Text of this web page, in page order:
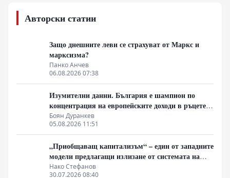
Авторски статии
Защо днешните леви се страхуват от Маркс и
марксизма?
Панко Анчев
06.08.2026 07:38
Изумителни данни. България е шампион по
концентрация на европейските доходи в ръцете
на най-богатия 1%, надминава и САЩ
Боян Дуранкев
05.08.2026 11:51
„Приобщаващ капитализъм“ – един от западните
модели предлагащи излизане от системата на
неолиберализма
Нако Стефанов
30.07.2026 08:40